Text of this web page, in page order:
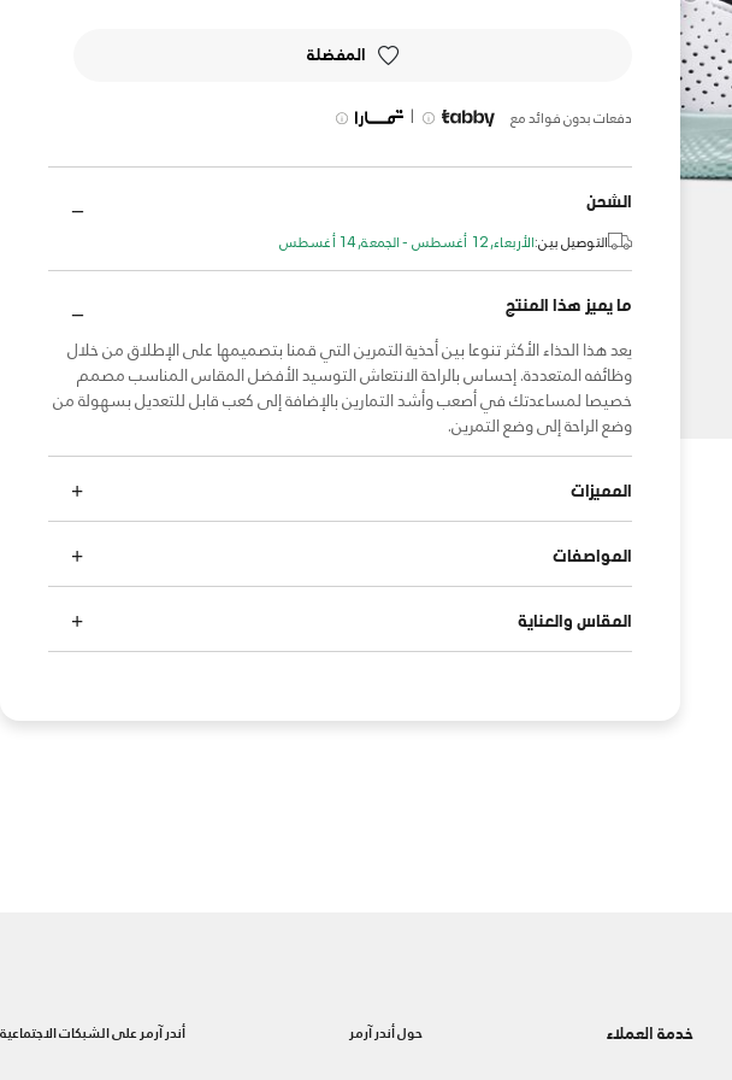
المفضلة
دفعات بدون فوائد مع |
الشحن
التوصيل بين:الأربعاء, 12 أغسطس - الجمعة, 14 أغسطس
ما يميز هذا المنتج
يعد هذا الحذاء الأكثر تنوعا بين أحذية التمرين التي قمنا بتصميمها على الإطلاق من خلال
وظائفه المتعددة. إحساس بالراحة الانتعاش التوسيد الأفضل المقاس المناسب مصمم
خصيصا لمساعدتك في أصعب وأشد التمارين بالإضافة إلى كعب قابل للتعديل بسهولة من
وضع الراحة إلى وضع التمرين.
المميزات
المواصفات
المقاس والعناية
خدمة العملاء حول أندر آرمر أندر آرمر على الشبكات الاجتماعية